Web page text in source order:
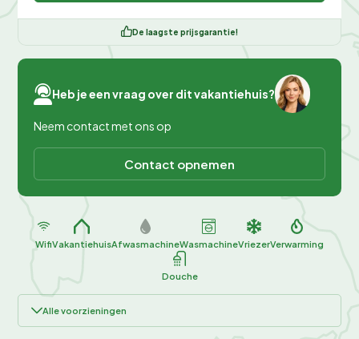
De laagste prijsgarantie!
Heb je een vraag over dit vakantiehuis?
Neem contact met ons op
Contact opnemen
WifiVakantiehuisAfwasmachineWasmachineVriezerVerwarming
Douche
Alle voorzieningen